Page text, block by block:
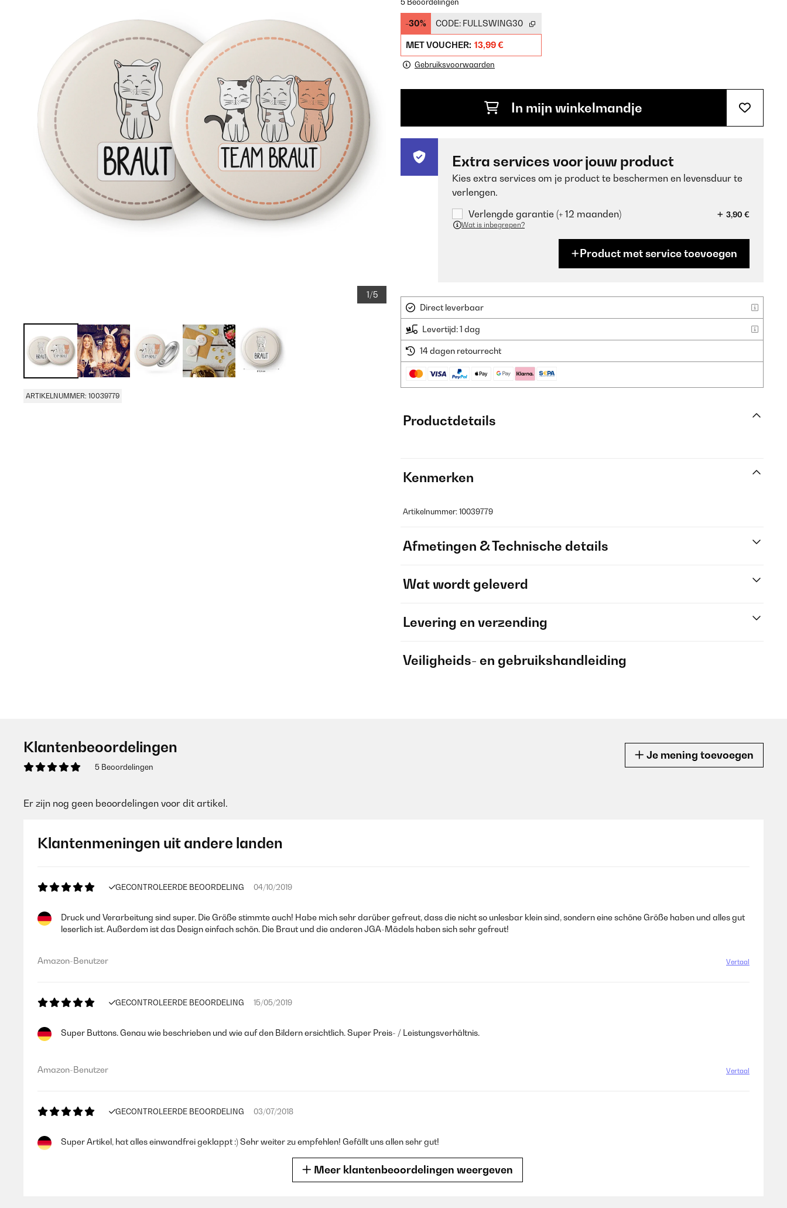
1/5
ARTIKELNUMMER: 10039779
-30% CODE: FULLSWING30
MET VOUCHER: 13,99 €
Gebruiksvoorwaarden
In mijn winkelmandje
Extra services voor jouw product
Kies extra services om je product te beschermen en levensduur te
verlengen.
Verlengde garantie (+ 12 maanden)
3,90 €
Wat is inbegrepen?
Product met service toevoegen
Direct leverbaar
Levertijd: 1 dag
14 dagen retourrecht
Productdetails
Kenmerken
Artikelnummer: 10039779
Afmetingen & Technische details
Wat wordt geleverd
Levering en verzending
Veiligheids- en gebruikshandleiding
Klantenbeoordelingen
5 Beoordelingen
Je mening toevoegen
Er zijn nog geen beoordelingen voor dit artikel.
Klantenmeningen uit andere landen
GECONTROLEERDE BEOORDELING 04/10/2019
Druck und Verarbeitung sind super. Die Größe stimmte auch! Habe mich sehr darüber gefreut, dass die nicht so unlesbar klein sind, sondern eine schöne Größe haben und alles gut
leserlich ist. Außerdem ist das Design einfach schön. Die Braut und die anderen JGA-Mädels haben sich sehr gefreut!
Amazon-Benutzer Vertaal
GECONTROLEERDE BEOORDELING 15/05/2019
Super Buttons. Genau wie beschrieben und wie auf den Bildern ersichtlich. Super Preis- / Leistungsverhältnis.
Amazon-Benutzer Vertaal
GECONTROLEERDE BEOORDELING 03/07/2018
Super Artikel, hat alles einwandfrei geklappt :) Sehr weiter zu empfehlen! Gefällt uns allen sehr gut!
Meer klantenbeoordelingen weergeven